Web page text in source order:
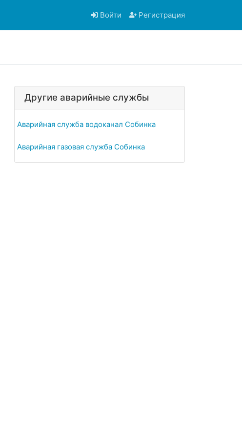
Войти Регистрация
Другие аварийные службы
Аварийная служба водоканал Собинка
Аварийная газовая служба Собинка